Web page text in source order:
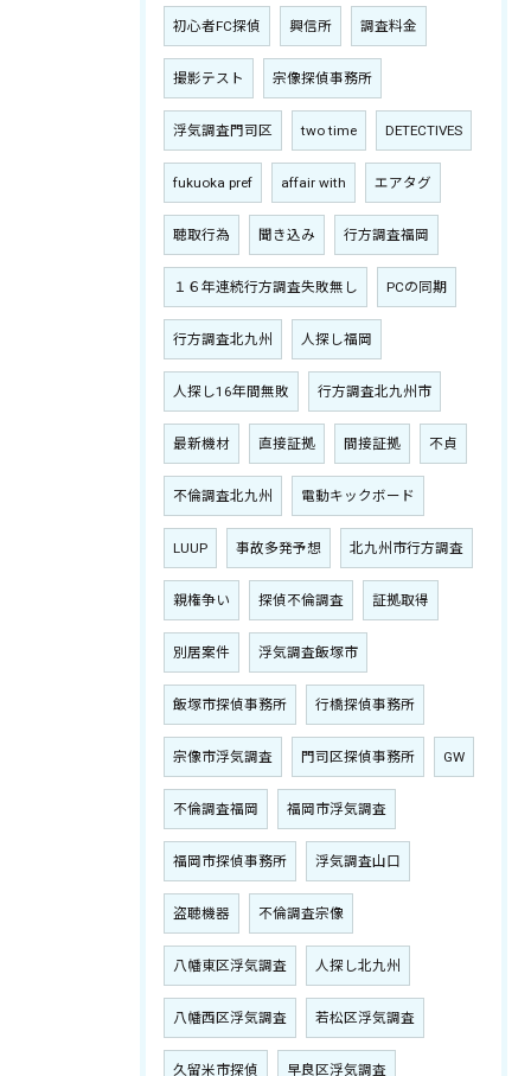
初心者FC探偵 興信所 調査料金
撮影テスト 宗像探偵事務所
浮気調査門司区 two time DETECTIVES
fukuoka pref affair with エアタグ
聴取行為 聞き込み 行方調査福岡
１６年連続行方調査失敗無し PCの同期
行方調査北九州 人探し福岡
人探し16年間無敗 行方調査北九州市
最新機材 直接証拠 間接証拠 不貞
不倫調査北九州 電動キックボード
LUUP 事故多発予想 北九州市行方調査
親権争い 探偵不倫調査 証拠取得
別居案件 浮気調査飯塚市
飯塚市探偵事務所 行橋探偵事務所
宗像市浮気調査 門司区探偵事務所 GW
不倫調査福岡 福岡市浮気調査
福岡市探偵事務所 浮気調査山口
盗聴機器 不倫調査宗像
八幡東区浮気調査 人探し北九州
八幡西区浮気調査 若松区浮気調査
久留米市探偵 早良区浮気調査